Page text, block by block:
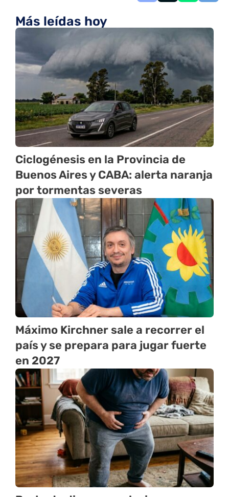
Más leídas hoy
Ciclogénesis en la Provincia de
Buenos Aires y CABA: alerta naranja
por tormentas severas
Máximo Kirchner sale a recorrer el
país y se prepara para jugar fuerte
en 2027